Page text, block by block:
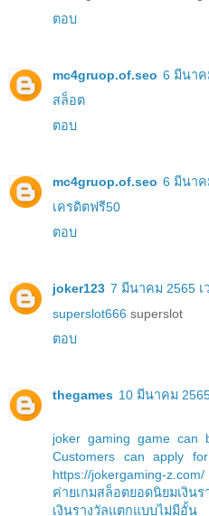
ตอบ
mc4gruop.of.seo 6 มีนาค
สล็อต
ตอบ
mc4gruop.of.seo 6 มีนาค
เครดิตฟรี50
ตอบ
joker123 7 มีนาคม 2565 เ
superslot666 superslot
ตอบ
thegames 10 มีนาคม
joker gaming game can
Customers can apply
https://jokergaming-z.com/
ค่ายเกมสล็อตยอดนิยมเงิน
เงินรางวัลแตกแบบไม่มี